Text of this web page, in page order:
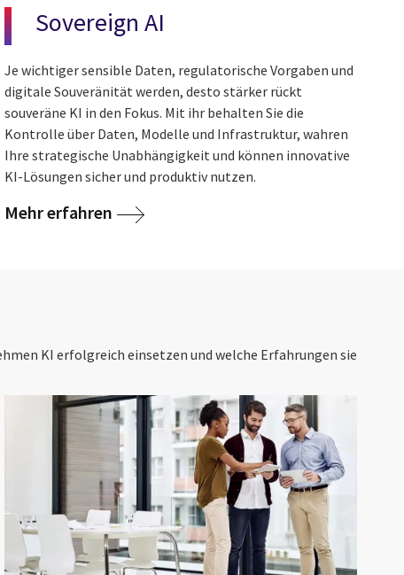
Sovereign AI
Je wichtiger sensible Daten, regulatorische Vorgaben und
digitale Souveränität werden, desto stärker rückt
souveräne KI in den Fokus. Mit ihr behalten Sie die
Kontrolle über Daten, Modelle und Infrastruktur, wahren
Ihre strategische Unabhängigkeit und können innovative
KI-Lösungen sicher und produktiv nutzen.
Mehr erfahren
KI erfolgreich einsetzen und welche Erfahrungen sie